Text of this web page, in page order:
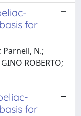
for
Parnell, N.;
ROBERTO;
for